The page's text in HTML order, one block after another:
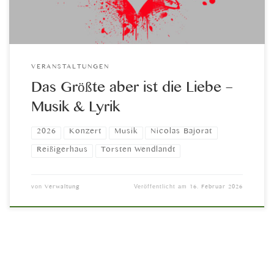
VERANSTALTUNGEN
Das Größte aber ist die Liebe –
Musik & Lyrik
2026 Konzert Musik
Nicolas Bajorat
Reißigerhaus
Torsten Wendlandt
von Verwaltung Veröffentlicht am 16. Februar 2026